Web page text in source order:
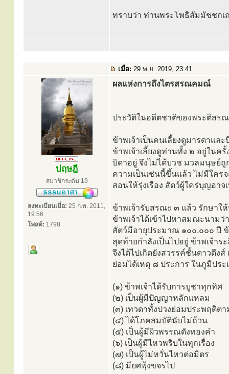
ทราบว่า ท่านพระโพธิสัมมัชชกเ
เมื่อ: 29 พ.ย. 2019, 23:41
ปฤษฎี
สมาชิกระดับ 19
ลงทะเบียนเมื่อ: 25 ก.พ. 2011,
19:56
โพสต์: 1798
ผลแห่งการถึงไตรสรณคมณ์
ประวัติในอดีตชาติของพระติสร
ข้าพเจ้าเป็นคนเลี้ยงดูมารดาแล
ข้าพเจ้าเลี้ยงดูท่านทั้ง ๒ อยู่ในค
บิดาอยู่ จึงไม่ได้บวช มวลมนุษย์ถู
ความเป็นเช่นนี้ขึ้นแล้ว ไม่มีใคร
สอนให้รุ่งเรือง สัตว์ผู้ใคร่บุญอา
ข้าพเจ้ารับสรณะ ๓ แล้ว รักษาใ
ข้าพเจ้าได้เข้าไปหาสมณะนาม
สัตว์มีอายุประมาณ ๑๐๐,๐๐๐ ปี
สุดท้ายกำลังเป็นไปอยู่ ข้าพเจ้า
จึงได้ไปเกิดยังสวรรค์ชั้นดาวดึง
ย่อมได้เหตุ ๘ ประการ ในภูมิปร
(๑) ข้าพเจ้าได้รับการบูชาทุกทิศ
(๒) เป็นผู้มีปัญญาหลักแหลม
(๓) เทวดาทั้งปวงย่อมประพฤติตา
(๔) ได้โภคสมบัตินับไม่ถ้วน
(๕) เป็นผู้มีผิวพรรณดังทองคำ
(๖) เป็นผู้มีไหวพริบในทุกเรื่อง
(๗) เป็นผู้ไม่หวั่นไหวต่อมิตร
(๘) มียศฟุ้งขจรไป